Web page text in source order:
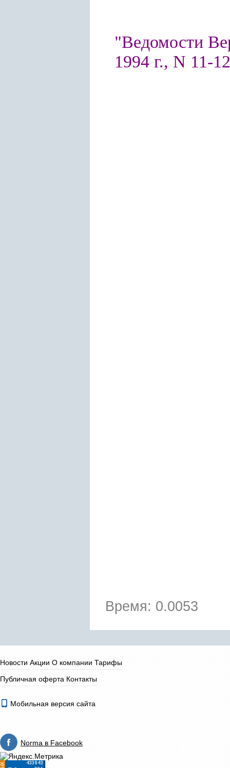
"Ведомости
1994 г., N 11-
Время: 0.0053
Новости Акции О компании Тарифы
Публичная оферта Контакты
Мобильная версия сайта
Norma в Facebook